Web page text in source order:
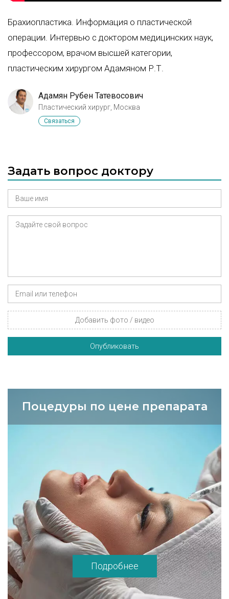
Брахиопластика. Информация о пластической
операции. Интервью с доктором медицинских наук,
профессором, врачом высшей категории,
пластическим хирургом Адамяном Р.Т.
Адамян Рубен Татевосович
Пластический хирург, Москва
Связаться
Задать вопрос доктору
Добавить фото / видео
Опубликовать
Поцедуры по цене препарата
Подробнее